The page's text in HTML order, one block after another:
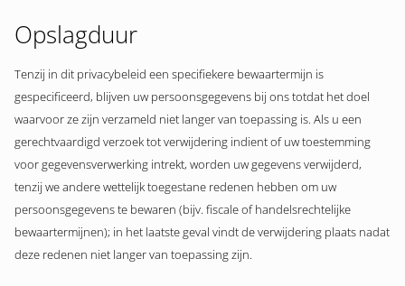
Opslagduur
Tenzij in dit privacybeleid een specifiekere bewaartermijn is
gespecificeerd, blijven uw persoonsgegevens bij ons totdat het doel
waarvoor ze zijn verzameld niet langer van toepassing is. Als u een
gerechtvaardigd verzoek tot verwijdering indient of uw toestemming
voor gegevensverwerking intrekt, worden uw gegevens verwijderd,
tenzij we andere wettelijk toegestane redenen hebben om uw
persoonsgegevens te bewaren (bijv. fiscale of handelsrechtelijke
bewaartermijnen); in het laatste geval vindt de verwijdering plaats nadat
deze redenen niet langer van toepassing zijn.